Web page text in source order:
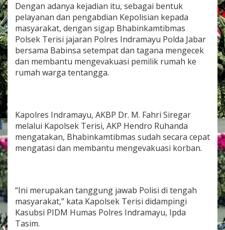
m
a
h
R
o
b
o
h
A
a
t
H
u
e
b
a
t
Dengan adanya kejadian itu, sebagai bentuk
pelayanan dan pengabdian Kepolisian kepada
masyarakat, dengan sigap Bhabinkamtibmas
Polsek Terisi jajaran Polres Indramayu Polda Jabar
bersama Babinsa setempat dan tagana mengecek
dan membantu mengevakuasi pemilik rumah ke
rumah warga tentangga.
Kapolres Indramayu, AKBP Dr. M. Fahri Siregar
melalui Kapolsek Terisi, AKP Hendro Ruhanda
mengatakan, Bhabinkamtibmas sudah secara cepat
mengatasi dan membantu mengevakuasi korban.
“Ini merupakan tanggung jawab Polisi di tengah
masyarakat,” kata Kapolsek Terisi didampingi
Kasubsi PIDM Humas Polres Indramayu, Ipda
Tasim.